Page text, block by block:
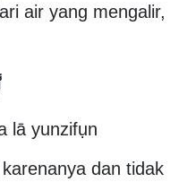
air yang mengalir,
lā yunzifụn
dan tidak